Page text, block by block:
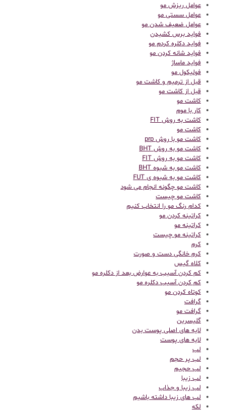
عوامل ریزش مو
عوامل سستی مو
عوامل ضعیف شدن مو
فواید برس کشیدن
فواید دکلره کردم مو
فواید شانه کردن مو
فواید ماساژ
فولیکول مو
قبل از ترمیم و کاشت مو
قبل از کاشت مو
كاشت مو
کار با موم
کاشت به روش FIT
کاشت مو
کاشت مو با روش prp
کاشت مو به روش BHT
کاشت مو به روش FIT
کاشت مو به شیوه BHT
کاشت مو به شیوه ی FUT
کاشت مو چگونه انجام می شود
کاشت مو چیست
کدام رنگ مو را انتخاب کنیم
کراتینه کردن مو
کراتینه مو
کراتینه مو چیست
کرم
کرم خانگی دست و صورت
کلاه گیس
کم کردن آسیب به عوارض بعد از دکلره مو
کم کردن آسیب دکلره مو
کوتاه کردن مو
گرافت
گرافت مو
گلیسرین
لایه های اصلی پوست بدن
لایه های پوست
لب
لب پر حجم
لب حجیم
لب زیبا
لب زیبا و جذاب
لب های زیبا داشته باشیم
لکه